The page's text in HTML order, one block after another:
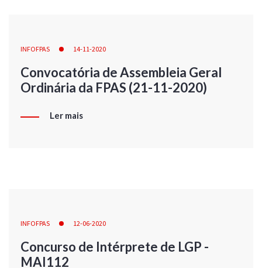
INFOFPAS 14-11-2020
Convocatória de Assembleia Geral
Ordinária da FPAS (21-11-2020)
Ler mais
INFOFPAS 12-06-2020
Concurso de Intérprete de LGP -
MAI112